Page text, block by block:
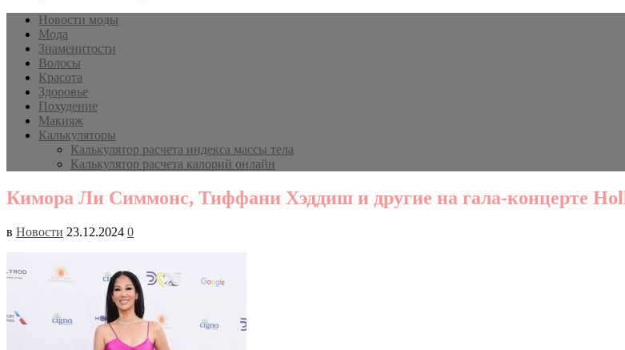
Новости моды
Мода
Знаменитости
Волосы
Красота
Здоровье
Похудение
Макияж
Калькуляторы
Калькулятор расчета индекса массы тела
Калькулятор расчета калорий онлайн
Кимора Ли Симмонс, Тиффани Хэддиш и другие на гала-концерте
в Новости 23.12.2024 0